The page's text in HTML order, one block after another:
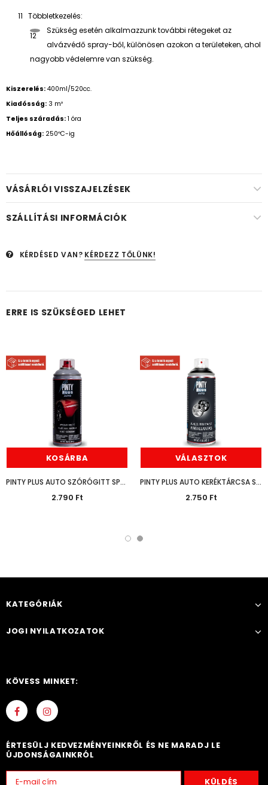
Többletkezelés:
Szükség esetén alkalmazzunk további rétegeket az
alvázvédő spray-ből, különösen azokon a területeken, ahol
nagyobb védelemre van szükség.
Kiszerelés: 400ml/520cc.
Kiadósság: 3 m²
Teljes száradás: 1 óra
Hőállóság: 250ºC-ig
VÁSÁRLÓI VISSZAJELZÉSEK
SZÁLLÍTÁSI INFORMÁCIÓK
KÉRDÉSED VAN? KÉRDEZZ TŐLÜNK!
ERRE IS SZÜKSÉGED LEHET
KOSÁRBA
PINTY PLUS AUTO SZÓRÓGITT SPRAY SZÜRKE 400ML
2.790 Ft
VÁLASZTOK
PINTY PLUS AUTO KERÉKTÁRCSA SPRAY 400ML
2.750 Ft
KATEGÓRIÁK
JOGI NYILATKOZATOK
KÖVESS MINKET:
ÉRTESÜLJ KEDVEZMÉNYEINKRŐL ÉS NE MARADJ LE
ÚJDONSÁGAINKRÓL